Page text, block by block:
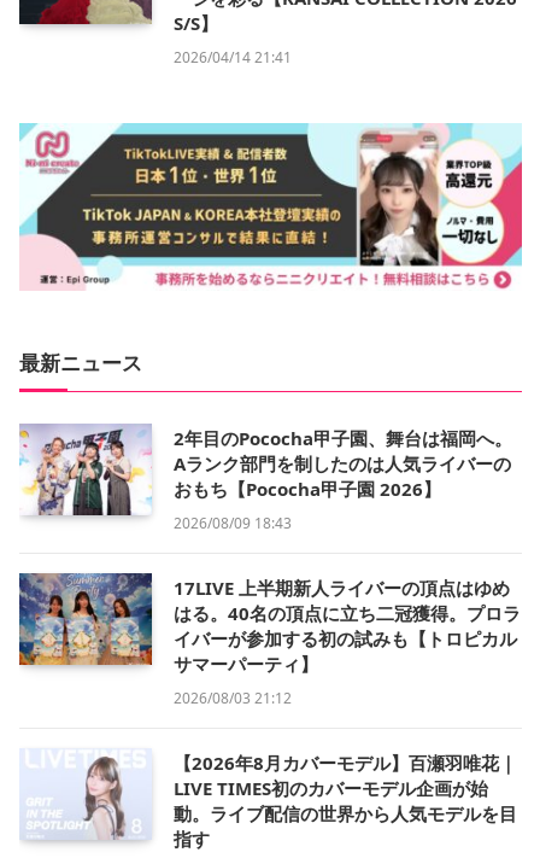
S/S】
2026/04/14 21:41
最新ニュース
2年目のPococha甲子園、舞台は福岡へ。
Aランク部門を制したのは人気ライバーの
おもち【Pococha甲子園 2026】
2026/08/09 18:43
17LIVE 上半期新人ライバーの頂点はゆめ
はる。40名の頂点に立ち二冠獲得。プロラ
イバーが参加する初の試みも【トロピカル
サマーパーティ】
2026/08/03 21:12
【2026年8月カバーモデル】百瀬羽唯花｜
LIVE TIMES初のカバーモデル企画が始
動。ライブ配信の世界から人気モデルを目
指す